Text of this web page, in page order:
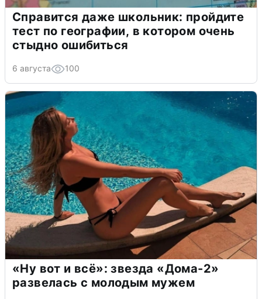
Справится даже школьник: пройдите
тест по географии, в котором очень
стыдно ошибиться
6 августа 100
«Ну вот и всё»: звезда «Дома-2»
развелась с молодым мужем